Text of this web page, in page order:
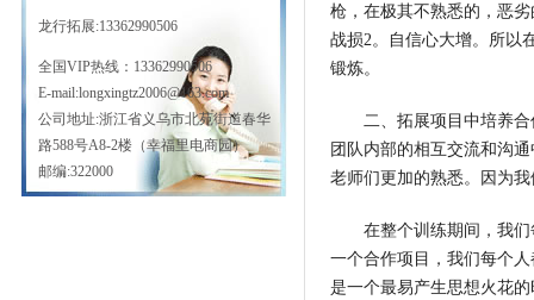
龙行拓展:13362990506
全国VIP热线： 13362990506
E-mail:longxingtz2006@163.com
公司地址:浙江省义乌市北苑街道春华
路588号A8-2楼（幸福里电商园）
邮编:322000
枪，在极其不熟悉的，恶
战损2。自信心大增。所以
锻炼。
二、拓展项目中培养合
团队内部的相互交流和沟
老师们更加的熟悉。因为
在整个训练期间，我们
一个合作项目，我们每个
是一个最易产生思想火花